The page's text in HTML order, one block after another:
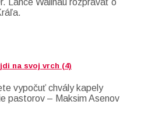
Lance Wallnau rozprávať o
na svoj vrch (4)
vypočuť chvály kapely
pastorov – Maksim Asenov